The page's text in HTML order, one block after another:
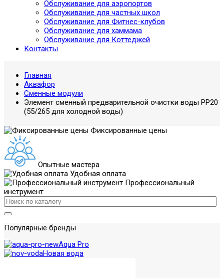
Обслуживание для аэропортов
Обслуживание для частных школ
Обслуживание для Фитнес-клубов
Обслуживание для хаммама
Обслуживание для Коттеджей
Контакты
Главная
Аквафор
Сменные модули
Элемент сменный предварительной очистки воды РР20
(55/265 для холодной воды)
Фиксированные цены
Опытные мастера
Удобная оплата
Профессиональный
инструмент
Популярные бренды
Aqua Pro
Новая вода